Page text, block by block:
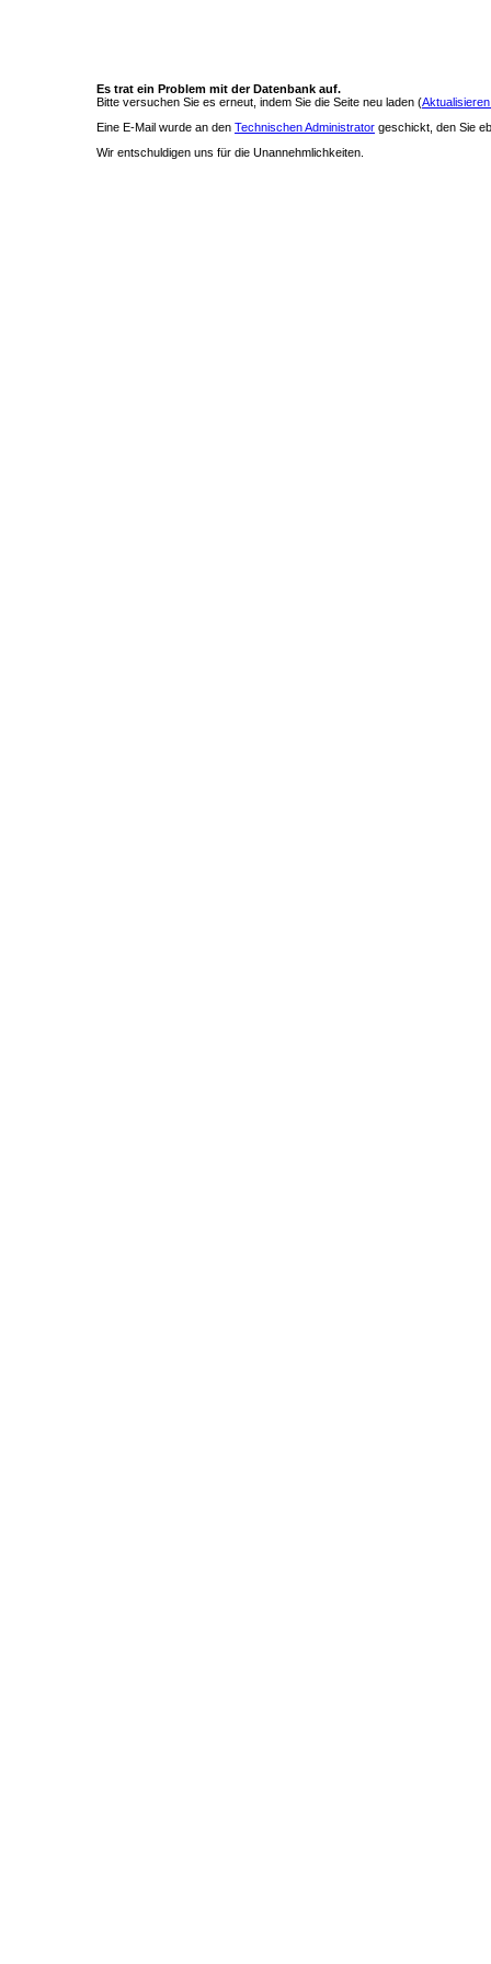
Es trat ein Problem mit der Datenbank auf.
Bitte versuchen Sie es erneut, indem Sie die Seite neu laden (
Eine E-Mail wurde an den Technischen Administrator geschickt, den Sie
Wir entschuldigen uns für die Unannehmlichkeiten.